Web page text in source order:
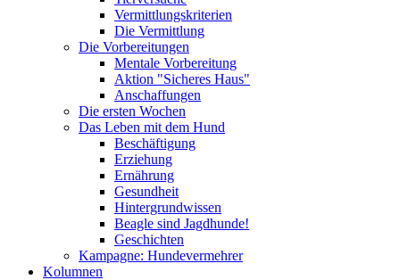
Vermittlungskriterien
Die Vermittlung
Die Vorbereitungen
Mentale Vorbereitung
Aktion "Sicheres Haus"
Anschaffungen
Die ersten Wochen
Das Leben mit dem Hund
Beschäftigung
Erziehung
Ernährung
Gesundheit
Hintergrundwissen
Beagle sind Jagdhunde!
Geschichten
Kampagne: Hundevermehrer
Kolumnen